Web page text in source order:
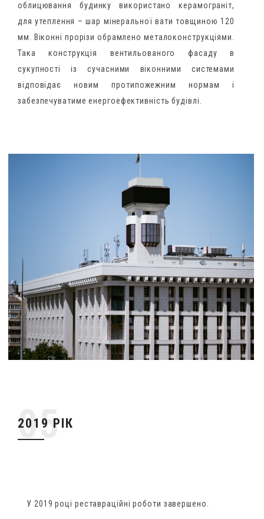
облицювання будинку використано керамограніт,
для утеплення – шар мінеральної вати товщиною 120
мм. Віконні прорізи обрамлено металоконструкціями.
Така конструкція вентильованого фасаду в
сукупності із сучасними віконними системами
відповідає новим протипожежним нормам і
забезпечуватиме енергоефективність будівлі.
2019 РІК
У 2019 році реставраційні роботи завершено.